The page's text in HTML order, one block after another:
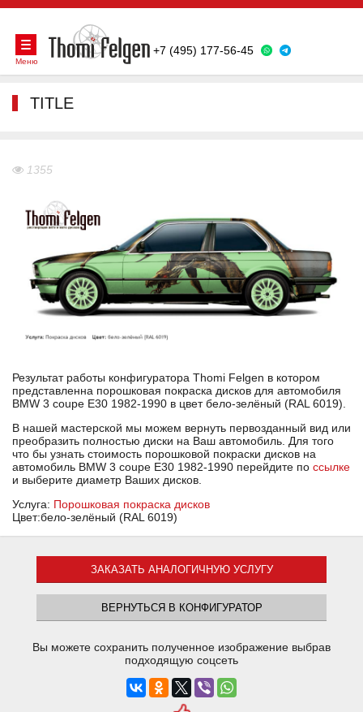
+7 (495) 177-56-45
Меню
TITLE
1355
Результат работы конфигуратора Thomi Felgen в котором
представленна порошковая покраска дисков для автомобиля
BMW 3 coupe E30 1982-1990 в цвет бело-зелёный (RAL 6019).
В нашей мастерской мы можем вернуть первозданный вид или
преобразить полностью диски на Ваш автомобиль. Для того
что бы узнать стоимость порошковой покраски дисков на
автомобиль BMW 3 coupe E30 1982-1990 перейдите по ссылке
и выберите диаметр Ваших дисков.
Услуга: Порошковая покраска дисков
Цвет:бело-зелёный (RAL 6019)
ЗАКАЗАТЬ АНАЛОГИЧНУЮ УСЛУГУ
ВЕРНУТЬСЯ В КОНФИГУРАТОР
Вы можете сохранить полученное изображение выбрав
подходящую соцсеть